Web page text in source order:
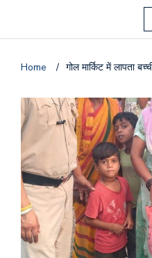
Home / गोल मार्किट में लापता